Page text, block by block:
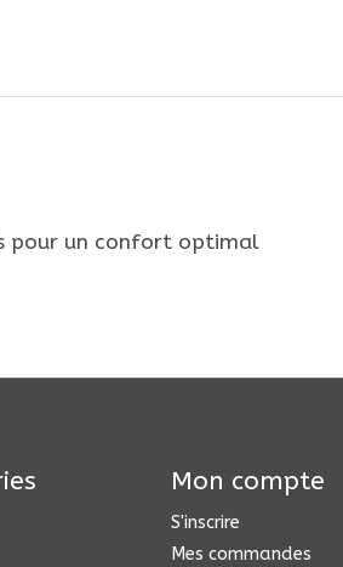
pour un confort optimal
Mon compte
S'inscrire
Mes commandes